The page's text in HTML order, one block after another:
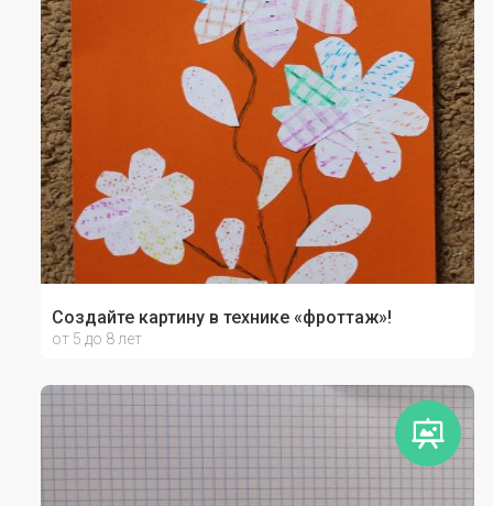
Создайте картину в технике «фроттаж»!
от 5 до 8 лет